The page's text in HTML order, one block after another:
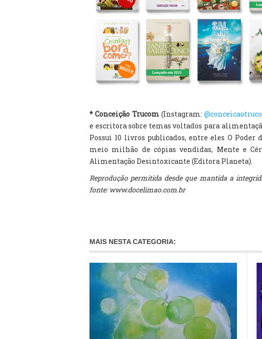
* Conceição Trucom(Instagram:
e escritora sobre temas voltados para
Possui 10 livros publicados, entre eles O Poder
meio milhão de cópias vendidas, Mente e
Alimentação Desintoxicante (Editora Planeta).
Reprodução permitida desde que mantida a
fonte: www.docelimao.com.br
MAIS NESTA CATEGORIA: